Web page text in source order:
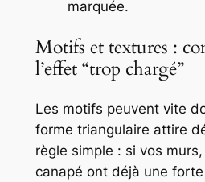
marquée.
Motifs et textures :
l’effet “trop chargé”
Les motifs peuvent vite
forme triangulaire attire
règle simple : si vos
canapé ont déjà une